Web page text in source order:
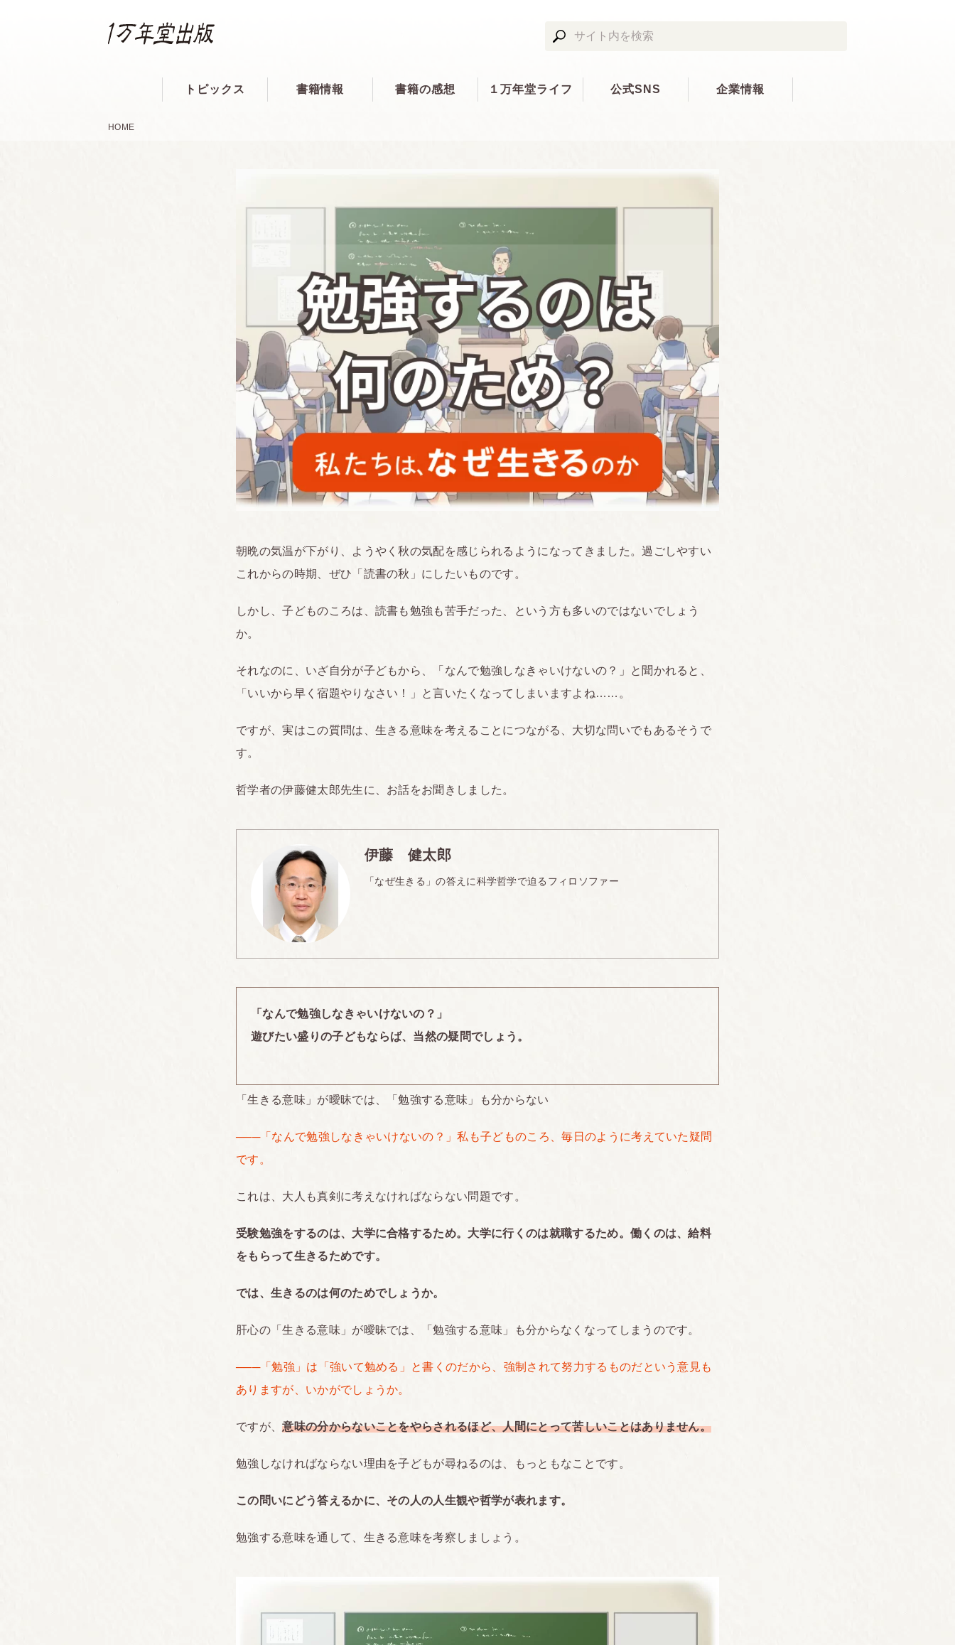
トピックス 書籍情報 書籍の感想 １万年堂ライフ 公式SNS 企業情報
HOME
朝晩の気温が下がり、ようやく秋の気配を感じられるようになってきました。過ごしやすい
これからの時期、ぜひ「読書の秋」にしたいものです。
しかし、子どものころは、読書も勉強も苦手だった、という方も多いのではないでしょう
か。
それなのに、いざ自分が子どもから、「なんで勉強しなきゃいけないの？」と聞かれると、
「いいから早く宿題やりなさい！」と言いたくなってしまいますよね……。
ですが、実はこの質問は、生きる意味を考えることにつながる、大切な問いでもあるそうで
す。
哲学者の伊藤健太郎先生に、お話をお聞きしました。
伊藤 健太郎
「なぜ生きる」の答えに科学哲学で迫るフィロソファー
「なんで勉強しなきゃいけないの？」
遊びたい盛りの子どもならば、当然の疑問でしょう。
「生きる意味」が曖昧では、「勉強する意味」も分からない
───「なんで勉強しなきゃいけないの？」私も子どものころ、毎日のように考えていた疑問
です。
これは、大人も真剣に考えなければならない問題です。
受験勉強をするのは、大学に合格するため。大学に行くのは就職するため。働くのは、給料
をもらって生きるためです。
では、生きるのは何のためでしょうか。
肝心の「生きる意味」が曖昧では、「勉強する意味」も分からなくなってしまうのです。
───「勉強」は「強いて勉める」と書くのだから、強制されて努力するものだという意見も
ありますが、いかがでしょうか。
ですが、意味の分からないことをやらされるほど、人間にとって苦しいことはありません。
勉強しなければならない理由を子どもが尋ねるのは、もっともなことです。
この問いにどう答えるかに、その人の人生観や哲学が表れます。
勉強する意味を通して、生きる意味を考察しましょう。